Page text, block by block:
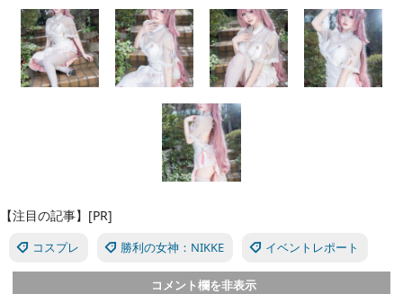
【注目の記事】[PR]
コスプレ 勝利の女神：NIKKE イベントレポート
コメント欄を非表示